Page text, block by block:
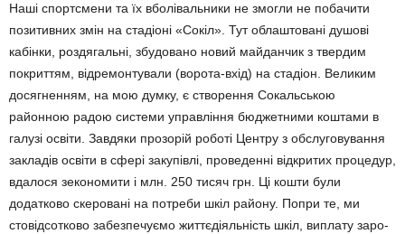
Наші спортсмени та їх вболівальники не змогли не побачити
позитивних змін на стадіоні «Сокіл». Тут облаштовані душові
кабінки, роздягальні, збудовано новий майданчик з твердим
покриттям, відремонтували (ворота-вхід) на стадіон. Великим
досягненням, на мою думку, є створення Сокальською
районною радою системи управління бюджетними коштами в
галузі освіти. Завдяки прозорій роботі Центру з обслуговування
закладів освіти в сфері закупівлі, проведенні відкритих процедур,
вдалося зекономити і млн. 250 тисяч грн. Ці кошти були
додатково скеровані на потреби шкіл району. Попри те, ми
стовідсотково забез­печуємо життєдіяльність шкіл, виплату заро­